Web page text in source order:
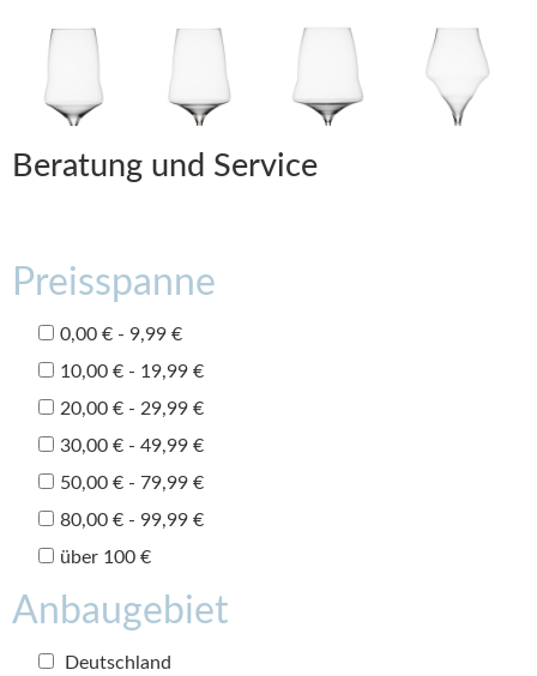
Beratung und Service
Preisspanne
0,00 € - 9,99 €
10,00 € - 19,99 €
20,00 € - 29,99 €
30,00 € - 49,99 €
50,00 € - 79,99 €
80,00 € - 99,99 €
über 100 €
Anbaugebiet
Deutschland